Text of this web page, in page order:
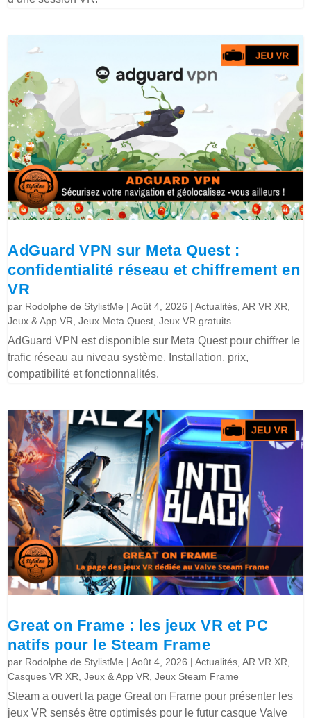
AdGuard VPN sur Meta Quest :
confidentialité réseau et chiffrement en
VR
par Rodolphe de StylistMe |Août 4, 2026 |Actualités ,AR VR XR
Jeux & App VR ,Jeux Meta Quest ,Jeux VR gratuits
AdGuard VPN est disponible sur Meta Quest pour chiffrer le
trafic réseau au niveau système. Installation, prix,
compatibilité et fonctionnalités.
Great on Frame : les jeux VR et PC
natifs pour le Steam Frame
par Rodolphe de StylistMe |Août 4, 2026 |Actualités ,AR VR XR
Casques VR XR ,Jeux & App VR ,Jeux Steam Frame
Steam a ouvert la page Great on Frame pour présenter les
jeux VR sensés être optimisés pour le futur casque Valve